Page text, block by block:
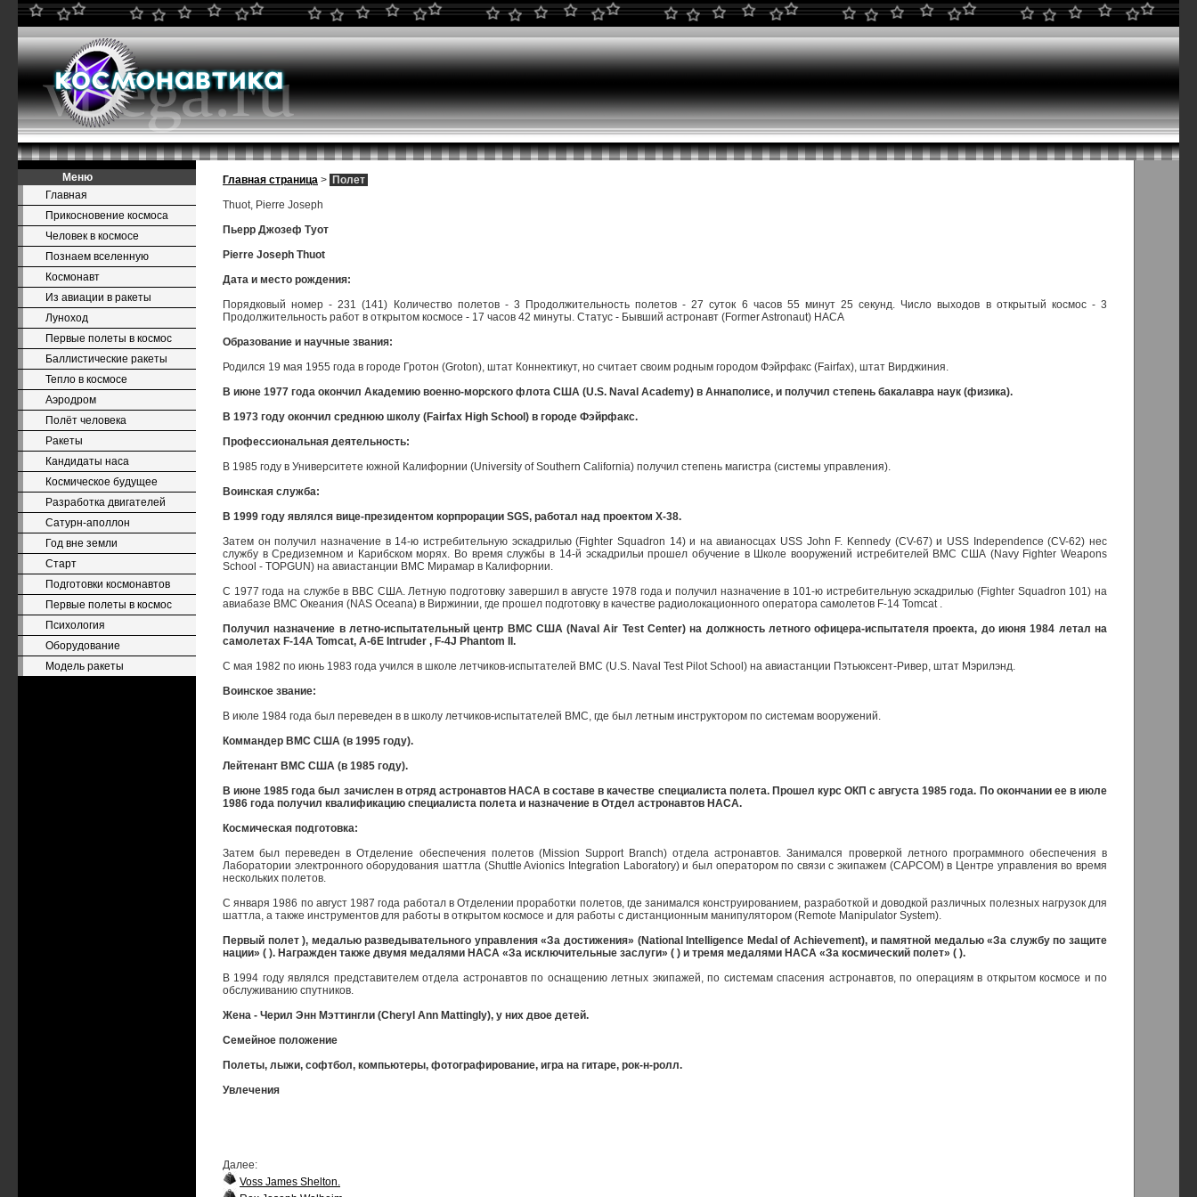
Меню
Главная
Прикосновение космоса
Человек в космосе
Познаем вселенную
Космонавт
Из авиации в ракеты
Луноход
Первые полеты в космос
Баллистические ракеты
Тепло в космосе
Аэродром
Полёт человека
Ракеты
Кандидаты наса
Космическое будущее
Разработка двигателей
Сатурн-аполлон
Год вне земли
Старт
Подготовки космонавтов
Первые полеты в космос
Психология
Оборудование
Модель ракеты
Главная страница > Полет
Thuot, Pierre Joseph
Пьерр Джозеф Туот
Pierre Joseph Thuot
Дата и место рождения:
Порядковый номер - 231 (141) Количество полетов - 3 Продолжительность полетов - 27 суток 6 часов 55 минут 25 секунд. Число выходов в открытый космос - 3
Продолжительность работ в открытом космосе - 17 часов 42 минуты. Статус - Бывший астронавт (Former Astronaut) НАСА
Образование и научные звания:
Родился 19 мая 1955 года в городе Гротон (Groton), штат Коннектикут, но считает своим родным городом Фэйрфакс (Fairfax), штат Вирджиния.
В июне 1977 года окончил Академию военно-морского флота США (U.S. Naval Academy) в Аннаполисе, и получил степень бакалавра наук (физика).
В 1973 году окончил среднюю школу (Fairfax High School) в городе Фэйрфакс.
Профессиональная деятельность:
В 1985 году в Университете южной Калифорнии (University of Southern California) получил степень магистра (системы управления).
Воинская служба:
В 1999 году являлся вице-президентом корпрорации SGS, работал над проектом Х-38.
Затем он получил назначение в 14-ю истребительную эскадрилью (Fighter Squadron 14) и на авианосцах USS John F. Kennedy (CV-67) и USS Independence (CV-62) нес
службу в Средиземном и Карибском морях. Во время службы в 14-й эскадрильи прошел обучение в Школе вооружений истребителей ВМС США (Navy Fighter Weapons
School - TOPGUN) на авиастанции ВМС Мирамар в Калифорнии.
С 1977 года на службе в ВВС США. Летную подготовку завершил в августе 1978 года и получил назначение в 101-ю истребительную эскадрилью (Fighter Squadron 101) на
авиабазе ВМС Океания (NAS Oceana) в Виржинии, где прошел подготовку в качестве радиолокационного оператора самолетов F-14 Tomcat .
Получил назначение в летно-испытательный центр ВМС США (Naval Air Test Center) на должность летного офицера-испытателя проекта, до июня 1984 летал на
самолетах F-14A Tomcat, А-6Е Intruder , F-4J Phantom II.
С мая 1982 по июнь 1983 года учился в школе летчиков-испытателей ВМС (U.S. Naval Test Pilot School) на авиастанции Пэтьюксент-Ривер, штат Мэрилэнд.
Воинское звание:
В июле 1984 года был переведен в в школу летчиков-испытателей ВМС, где был летным инструктором по системам вооружений.
Коммандер ВМС США (в 1995 году).
Лейтенант ВМС США (в 1985 году).
В июне 1985 года был зачислен в отряд астронавтов НАСА в составе в качестве специалиста полета. Прошел курс ОКП с августа 1985 года. По окончании ее в июле
1986 года получил квалификацию специалиста полета и назначение в Отдел астронавтов НАСА.
Космическая подготовка:
Затем был переведен в Отделение обеспечения полетов (Mission Support Branch) отдела астронавтов. Занимался проверкой летного программного обеспечения в
Лаборатории электронного оборудования шаттла (Shuttle Avionics Integration Laboratory) и был оператором по связи с экипажем (CAPCOM) в Центре управления во время
нескольких полетов.
С января 1986 по август 1987 года работал в Отделении проработки полетов, где занимался конструированием, разработкой и доводкой различных полезных нагрузок для
шаттла, а также инструментов для работы в открытом космосе и для работы с дистанционным манипулятором (Remote Manipulator System).
Первый полет ), медалью разведывательного управления «За достижения» (National Intelligence Medal of Achievement), и памятной медалью «За службу по защите
нации» ( ). Награжден также двумя медалями НАСА «За исключительные заслуги» ( ) и тремя медалями НАСА «За космический полет» ( ).
В 1994 году являлся представителем отдела астронавтов по оснащению летных экипажей, по системам спасения астронавтов, по операциям в открытом космосе и по
обслуживанию спутников.
Жена - Черил Энн Мэттингли (Cheryl Ann Mattingly), у них двое детей.
Семейное положение
Полеты, лыжи, софтбол, компьютеры, фотографирование, игра на гитаре, рок-н-ролл.
Увлечения
Далее:
Voss James Shelton.